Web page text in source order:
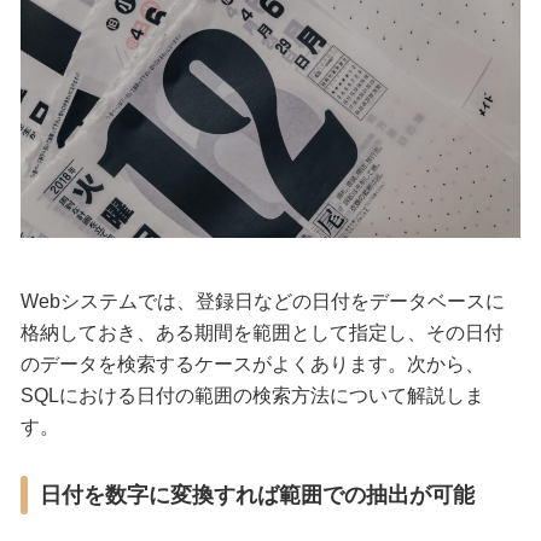
Webシステムでは、登録日などの日付をデータベースに
格納しておき、ある期間を範囲として指定し、その日付
のデータを検索するケースがよくあります。次から、
SQLにおける日付の範囲の検索方法について解説しま
す。
日付を数字に変換すれば範囲での抽出が可能